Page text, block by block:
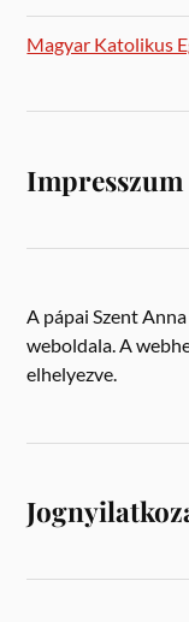
Magyar Katolikus
Impresszum
A pápai Szent
weboldala. A
elhelyezve.